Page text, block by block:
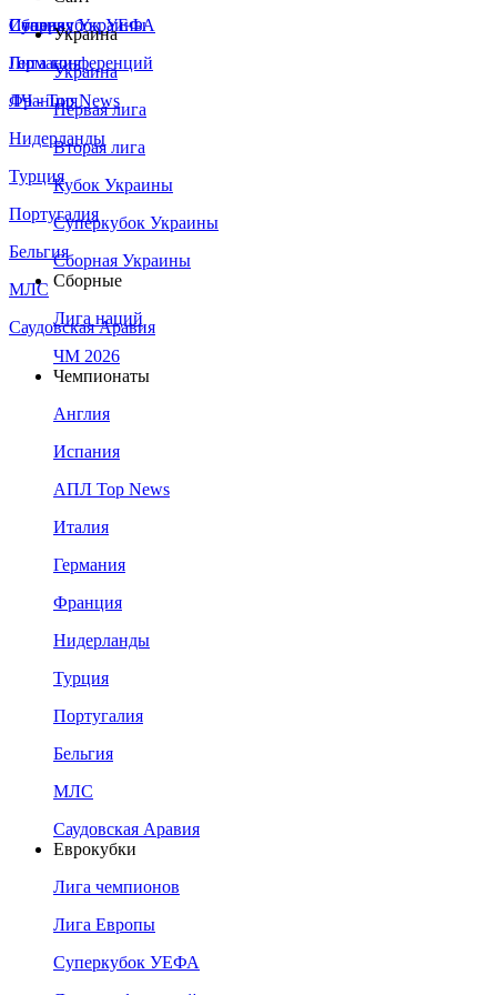
Сборная Украины
Италия
Германия
Франция
Нидерланды
Турция
Португалия
Бельгия
МЛС
Саудовская Аравия
Суперкубок УЕФА
Лига конференций
ЛЧ - Top News
Украина
Украина
Первая лига
Вторая лига
Кубок Украины
Суперкубок Украины
Сборная Украины
Сборные
Лига наций
ЧМ 2026
Чемпионаты
Англия
Испания
АПЛ Top News
Италия
Германия
Франция
Нидерланды
Турция
Португалия
Бельгия
МЛС
Саудовская Аравия
Еврокубки
Лига чемпионов
Лига Европы
Суперкубок УЕФА